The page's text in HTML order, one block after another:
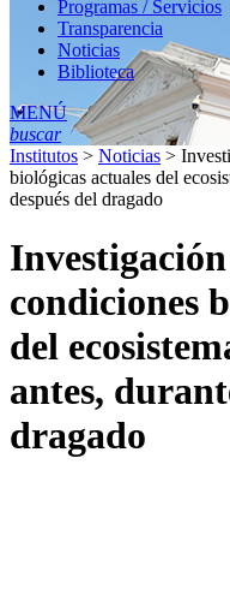
Programas / Servicios
Transparencia
Noticias
Biblioteca
MENÚ
buscar
Institutos > Noticias >
biológicas actuales del
después del dragado
condiciones
del
antes,
dragado